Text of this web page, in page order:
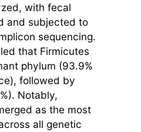
with fecal
and subjected to
sequencing.
that Firmicutes
phylum (93.9%
followed by
Notably,
as the most
all genetic